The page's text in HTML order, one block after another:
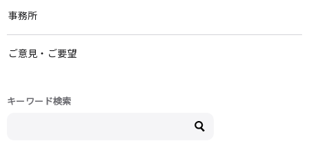
事務所
ご意見・ご要望
キーワード検索